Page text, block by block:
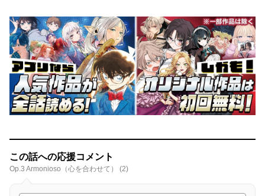
この話への応援コメント
Op.3 Armonioso（心を合わせて） (2)